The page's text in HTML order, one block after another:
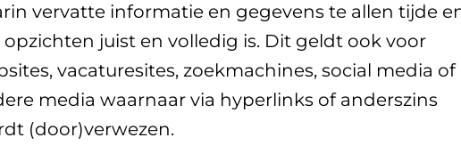
vervatte informatie en gegevens te allen tijde
opzichten juist en volledig is. Dit geldt ook voor
vacaturesites, zoekmachines, social media of
media waarnaar via hyperlinks of anderszins
(door)verwezen.